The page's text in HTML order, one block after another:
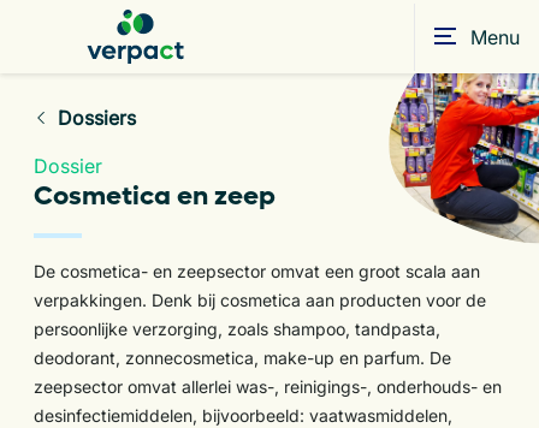
Menu
Dossiers
Dossier
Cosmetica en zeep
De cosmetica- en zeepsector omvat een groot scala aan
verpakkingen. Denk bij cosmetica aan producten voor de
persoonlijke verzorging, zoals shampoo, tandpasta,
deodorant, zonnecosmetica, make-up en parfum. De
zeepsector omvat allerlei was-, reinigings-, onderhouds- en
desinfectiemiddelen, bijvoorbeeld: vaatwasmiddelen,